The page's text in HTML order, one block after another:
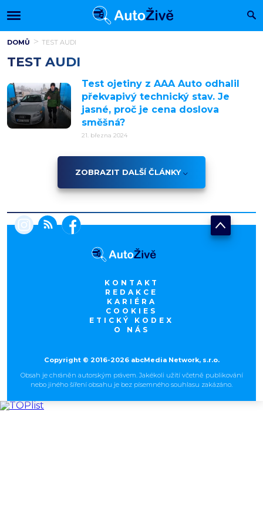
DOMŮ TEST AUDI
TEST AUDI
Test ojetiny z AAA Auto odhalil
překvapivý technický stav. Je
jasné, proč je cena doslova
směšná?
21. března 2024
ZOBRAZIT DALŠÍ ČLÁNKY
KONTAKT
REDAKCE
KARIÉRA
COOKIES
ETICKÝ KODEX
O NÁS
Copyright © 2016-2026 abcMedia Network, s.r.o.
Obsah je chráněn autorským právem. Jakékoli užití včetně publikování
nebo jiného šíření obsahu je bez písemného souhlasu zakázáno.